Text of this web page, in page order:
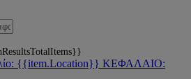
{{item.Location}} ΚΕΦΑΛΑΙΟ: